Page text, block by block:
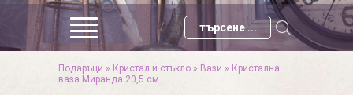
Подаръци » Кристал и стъкло » Вази » Кристална
ваза Миранда 20,5 см